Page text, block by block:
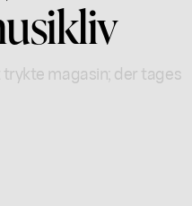
magasin; der tages